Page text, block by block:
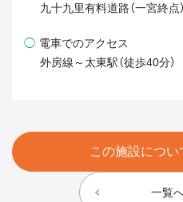
九十九里有料道路（一宮終点
◯ 電車でのアクセス
外房線～太東駅（徒歩40分）
一覧
この施設につ